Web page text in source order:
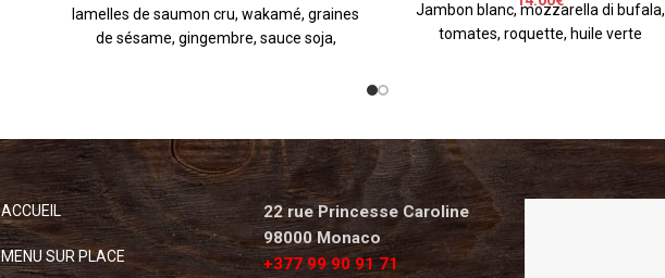
lamelles de saumon cru, wakamé, graines
de sésame, gingembre, sauce soja,
Jambon blanc, mozzarella di bufala,
tomates, roquette, huile verte
ACCUEIL
MENU SUR PLACE
22 rue Princesse Caroline
98000 Monaco
+377 99 90 91 71